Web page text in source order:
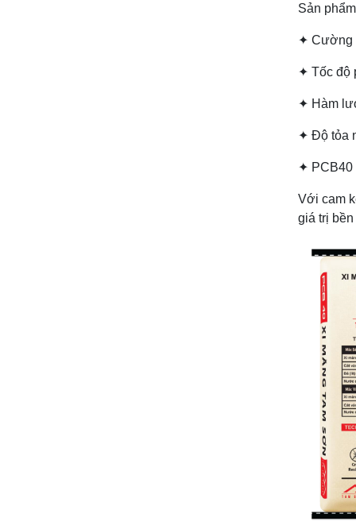
Sản
✦ Cường
✦ Tốc độ
✦ Hàm
✦ Độ tỏa
✦ PCB40
Với cam
giá trị